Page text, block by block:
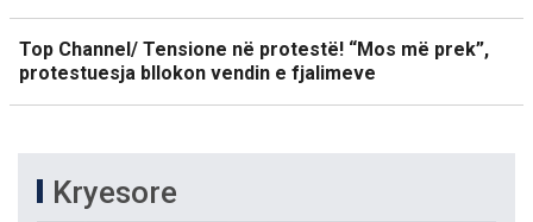
Top Channel/ Tensione në protestë! “Mos më prek”,
protestuesja bllokon vendin e fjalimeve
Kryesore